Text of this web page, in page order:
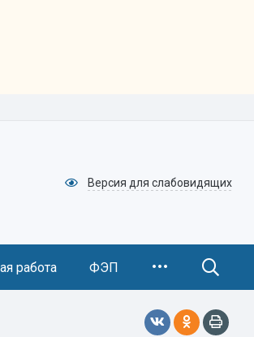
Версия для слабовидящих
работа ФЭП